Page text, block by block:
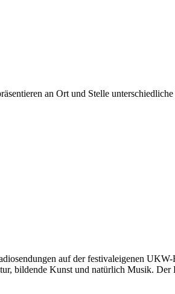
an Ort und Stelle
auf der festivaleigenen
bildende Kunst und natürlich Musik. Der